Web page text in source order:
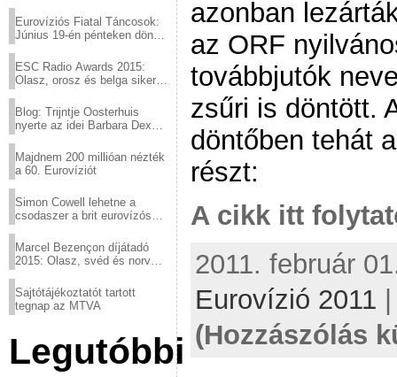
Eurovíziós Fiatal Táncosok:
Június 19-én pénteken döntő
ESC Radio Awards 2015:
Olasz, orosz és belga siker,
Blog: Trijntje Oosterhuis
nyerte az idei Barbara Dex
Majdnem 200 millióan nézték
a 60. Eurovíziót
Simon Cowell lehetne a
csodaszer a brit eurovízós
Marcel Bezençon díjátadó
2015: Olasz, svéd és norvég
Sajtótájékoztatót tartott
tegnap az MTVA
Legutóbbi
azonban
az ORF
továbbjutók
zsűri is döntött.
döntőben tehát
részt:
A cikk itt
2011. február
Eurovízió 2011
(Hozzászólás